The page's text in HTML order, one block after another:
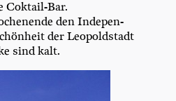
Cok­tail-Bar.
den Inde­pen­
der Leo­pold­stadt
sind kalt.